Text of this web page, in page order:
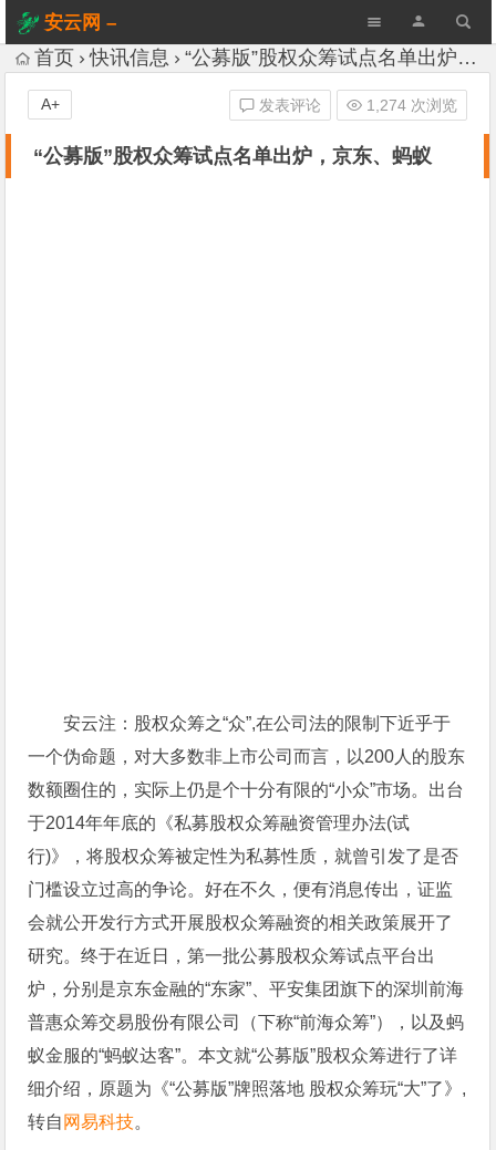
安云网 –
AnYun.ORG
首页 快讯信息 “公募版”股权众筹试点名单出炉，京东、蚂蚁
“公募版”股权众筹试点名单出炉，京东、蚂蚁
发表评论 1,274 次浏览
A+
安云注： 股权众筹之“众”,在公司法的限制下近乎于
一个伪命题，对大多数非上市公司而言，以200人的股东
数额圈住的，实际上仍是个十分有限的“小众”市场。出台
于2014年年底的《私募股权众筹融资管理办法(试
行)》，将股权众筹被定性为私募性质，就曾引发了是否
门槛设立过高的争论。好在不久，便有消息传出，证监
会就公开发行方式开展股权众筹融资的相关政策展开了
研究。终于在近日，第一批公募股权众筹试点平台出
炉，分别是京东金融的“东家”、平安集团旗下的深圳前海
普惠众筹交易股份有限公司（下称“前海众筹”），以及蚂
蚁金服的“蚂蚁达客”。本文就“公募版”股权众筹进行了详
细介绍，原题为《“公募版”牌照落地 股权众筹玩“大”了》,
转自 网易科技。